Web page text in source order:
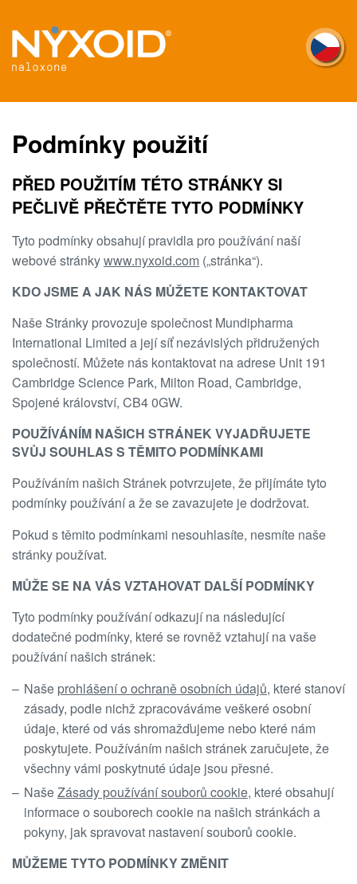
main
content
Podmínky použití
PŘED POUŽITÍM TÉTO STRÁNKY SI
PEČLIVĚ PŘEČTĚTE TYTO PODMÍNKY
Tyto podmínky obsahují pravidla pro používání naší
webové stránkywww.nyxoid.com („stránka“).
KDO JSME A JAK NÁS MŮŽETE KONTAKTOVAT
Naše Stránky provozuje společnost Mundipharma
International Limited a její síť nezávislých přidružených
společností. Můžete nás kontaktovat na adrese Unit 191
Cambridge Science Park, Milton Road, Cambridge,
Spojené království, CB4 0GW.
POUŽÍVÁNÍM NAŠICH STRÁNEK VYJADŘUJETE
SVŮJ SOUHLAS S TĚMITO PODMÍNKAMI
Používáním našich Stránek potvrzujete, že přijímáte tyto
podmínky používání a že se zavazujete je dodržovat.
Pokud s těmito podmínkami nesouhlasíte, nesmíte naše
stránky používat.
MŮŽE SE NA VÁS VZTAHOVAT DALŠÍ PODMÍNKY
Tyto podmínky používání odkazují na následující
dodatečné podmínky, které se rovněž vztahují na vaše
používání našich stránek:
Naše prohlášení o ochraně osobních údajů, které stanoví
zásady, podle nichž zpracováváme veškeré osobní
údaje, které od vás shromažďujeme nebo které nám
poskytujete. Používáním našich stránek zaručujete, že
všechny vámi poskytnuté údaje jsou přesné.
NašeZásady používání souborů cookie, které obsahují
informace o souborech cookie na našich stránkách a
pokyny, jak spravovat nastavení souborů cookie.
MŮŽEME TYTO PODMÍNKY ZMĚNIT